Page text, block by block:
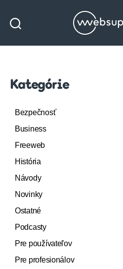
Kategórie
Bezpečnosť
Business
Freeweb
História
Návody
Novinky
Ostatné
Podcasty
Pre používateľov
Pre profesionálov